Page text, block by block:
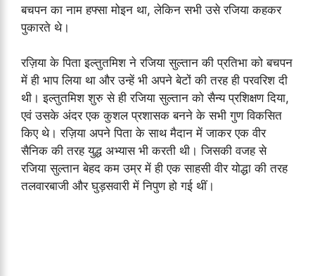
बचपन का नाम हफ्सा मोइन था, लेकिन सभी उसे रजिया कहकर
पुकारते थे।
रज़िया के पिता इल्तुतमिश ने रजिया सुल्तान की प्रतिभा को बचपन
में ही भाप लिया था और उन्हें भी अपने बेटों की तरह ही परवरिश दी
थी। इल्तुतमिश शुरु से ही रजिया सुल्तान को सैन्य प्रशिक्षण दिया,
एवं उसके अंदर एक कुशल प्रशासक बनने के सभी गुण विकसित
किए थे। रज़िया अपने पिता के साथ मैदान में जाकर एक वीर
सैनिक की तरह युद्ध अभ्यास भी करती थी। जिसकी वजह से
रजिया सुल्तान बेहद कम उम्र में ही एक साहसी वीर योद्धा की तरह
तलवारबाजी और घुड़सवारी में निपुण हो गई थीं।